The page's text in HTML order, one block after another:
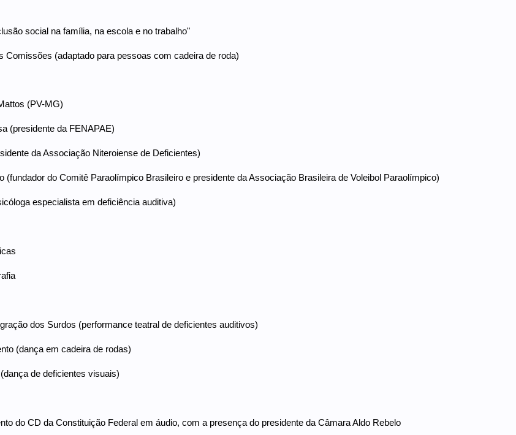
social na família, na escola e no trabalho"
Comissões (adaptado para pessoas com cadeira de roda)
(PV-MG)
(presidente da FENAPAE)
da Associação Niteroiense de Deficientes)
(fundador do Comitê Paraolímpico Brasileiro e presidente da Associação Brasileira de Voleibol Paraolímpico)
especialista em deficiência auditiva)
dos Surdos (performance teatral de deficientes auditivos)
(dança em cadeira de rodas)
de deficientes visuais)
do CD da Constituição Federal em áudio, com a presença do presidente da Câmara Aldo Rebelo